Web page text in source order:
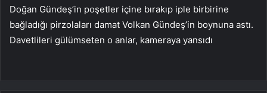
Doğan Gündeş’in poşetler içine bırakıp iple birbirine
bağladığı pirzolaları damat Volkan Gündeş’in boynuna astı.
Davetlileri gülümseten o anlar, kameraya yansıdı